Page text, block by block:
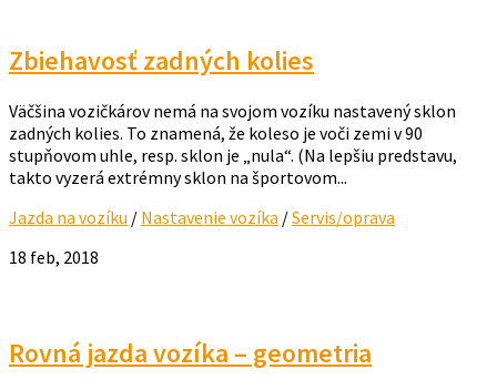
Zbiehavosť zadných kolies
Väčšina vozičkárov nemá na svojom vozíku nastavený sklon
zadných kolies. To znamená, že koleso je voči zemi v 90
stupňovom uhle, resp. sklon je „nula“. (Na lepšiu predstavu,
takto vyzerá extrémny sklon na športovom...
Jazda na vozíku / Nastavenie vozíka /Servis/oprava
18 feb, 2018
Rovná jazda vozíka – geometria